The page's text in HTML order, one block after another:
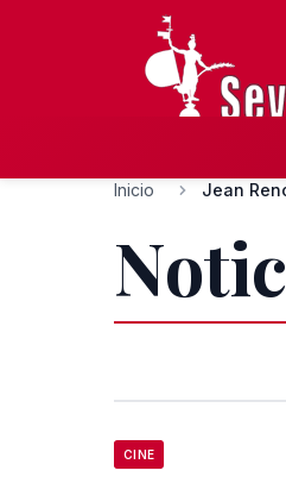
Inicio Jean
CINE